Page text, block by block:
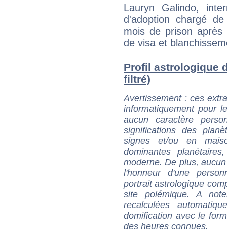
Lauryn Galindo,
d'adoption chargé
mois de prison après
de visa et
Profil astrologique
filtré)
Avertissement: ces
informatiquement pour
aucun caractère
significations des
signes et/ou en
dominantes
moderne. De plus,
l'honneur d'une
portrait astrologique
site polémique. A
recalculées
domification avec le
des heures connues.